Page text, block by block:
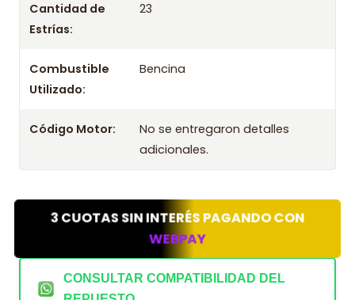
Cantidad de
Estrías:
23
Combustible
Utilizado:
Bencina
Código Motor:
No se entregaron detalles
adicionales.
3 CUOTAS SIN INTERÉS PAGANDO CON
WEBPAY
CONSULTAR COMPATIBILIDAD DEL